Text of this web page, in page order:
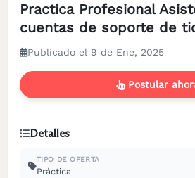
Practica Profesional
cuentas de soporte de
Publicado el 9 de Ene, 2025
Postular
Detalles
TIPO DE OFERTA
Práctica